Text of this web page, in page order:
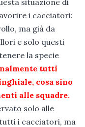
i cacciatori:
ma già da
e solo questi
la specie
tutti
cosa sino
alle squadre.
solo alle
i cacciatori, ma